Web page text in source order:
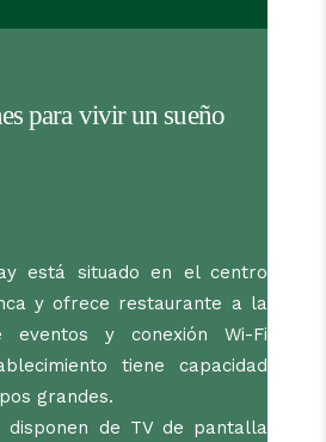
para vivir un sueño
está situado en el centro
y ofrece restaurante a la
y conexión Wi-Fi
tiene capacidad
grandes.
disponen de TV de pantalla